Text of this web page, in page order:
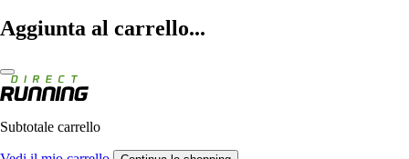
Aggiunta al carrello...
Subtotale carrello